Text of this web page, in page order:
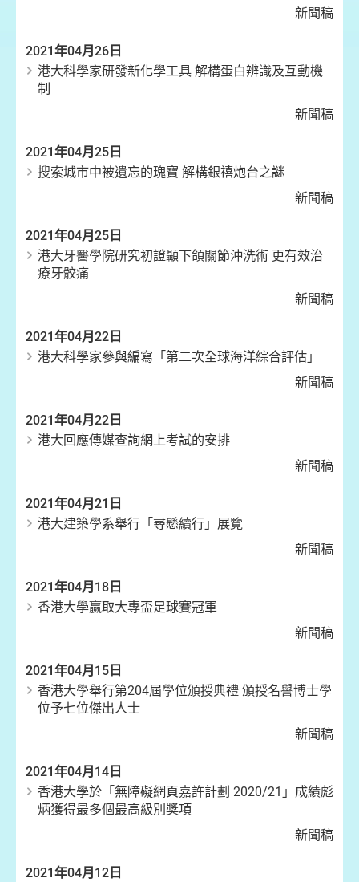
新聞稿
2021年04月26日
港大科學家研發新化學工具 解構蛋白辨識及互動機
制
新聞稿
2021年04月25日
搜索城市中被遺忘的瑰寶 解構銀禧炮台之謎
新聞稿
2021年04月25日
港大牙醫學院研究初證顳下頜關節沖洗術 更有效治
療牙骹痛
新聞稿
2021年04月22日
港大科學家參與編寫「第二次全球海洋綜合評估」
新聞稿
2021年04月22日
港大回應傳媒查詢網上考試的安排
新聞稿
2021年04月21日
港大建築學系舉行「尋懸續行」展覽
新聞稿
2021年04月18日
香港大學贏取大專盃足球賽冠軍
新聞稿
2021年04月15日
香港大學舉行第204屆學位頒授典禮 頒授名譽博士學
位予七位傑出人士
新聞稿
2021年04月14日
香港大學於「無障礙網頁嘉許計劃 2020/21」成績彪
炳獲得最多個最高級別獎項
新聞稿
2021年04月12日